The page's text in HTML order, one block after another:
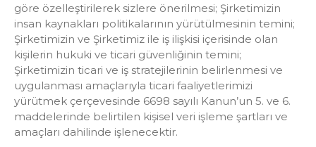
göre özelleştirilerek sizlere önerilmesi; Şirketimizin
insan kaynakları politikalarının yürütülmesinin temini;
Şirketimizin ve Şirketimiz ile iş ilişkisi içerisinde olan
kişilerin hukuki ve ticari güvenliğinin temini;
Şirketimizin ticari ve iş stratejilerinin belirlenmesi ve
uygulanması amaçlarıyla ticari faaliyetlerimizi
yürütmek çerçevesinde 6698 sayılı Kanun’un 5. ve 6.
maddelerinde belirtilen kişisel veri işleme şartları ve
amaçları dahilinde işlenecektir.